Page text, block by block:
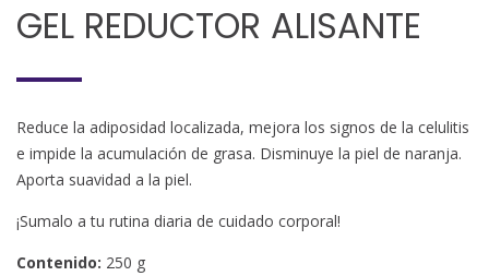
GEL REDUCTOR ALISANTE
Reduce la adiposidad localizada, mejora los signos de la celulitis
e impide la acumulación de grasa. Disminuye la piel de naranja.
Aporta suavidad a la piel.
¡Sumalo a tu rutina diaria de cuidado corporal!
Contenido: 250 g